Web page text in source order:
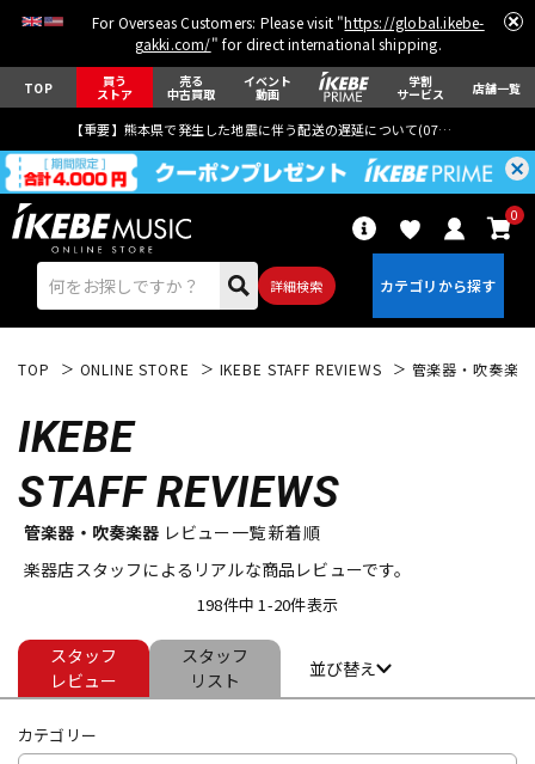
For Overseas Customers: Please visit "https://global.ikebe-
gakki.com/" for direct international shipping.
TOP 買う
ストア
売る
中古買取
イベント
動画
学割
サービス 店舗一覧
【重要】熊本県で発生した地震に伴う配送の遅延について(07月29日
詳細検索
0
エレキギター
ベース ウクレレ
ドラム パーカッション
TOP ONLINE STORE IKEBE STAFF REVIEWS 管楽器・吹奏楽器
IKEBE
STAFF REVIEWS
管楽器・吹奏楽器 レビュー一覧 新着順
楽器店スタッフによるリアルな商品レビューです。
198件中 1-20件表示
スタッフ
レビュー
スタッフ
リスト
並び替え
カテゴリー